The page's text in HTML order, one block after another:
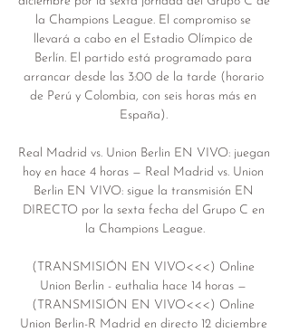
la Champions League. El compromiso se
llevará a cabo en el Estadio Olímpico de
Berlín. El partido está programado para
arrancar desde las 3:00 de la tarde (horario
de Perú y Colombia, con seis horas más en
España).
Real Madrid vs. Union Berlin EN VIVO: juegan
hoy en hace 4 horas — Real Madrid vs. Union
Berlin EN VIVO: sigue la transmisión EN
DIRECTO por la sexta fecha del Grupo C en
la Champions League.
(TRANSMISIÓN EN VIVO<<<) Online
Union Berlin - euthalia hace 14 horas —
(TRANSMISIÓN EN VIVO<<<) Online
Union Berlin-R Madrid en directo 12 diciembre